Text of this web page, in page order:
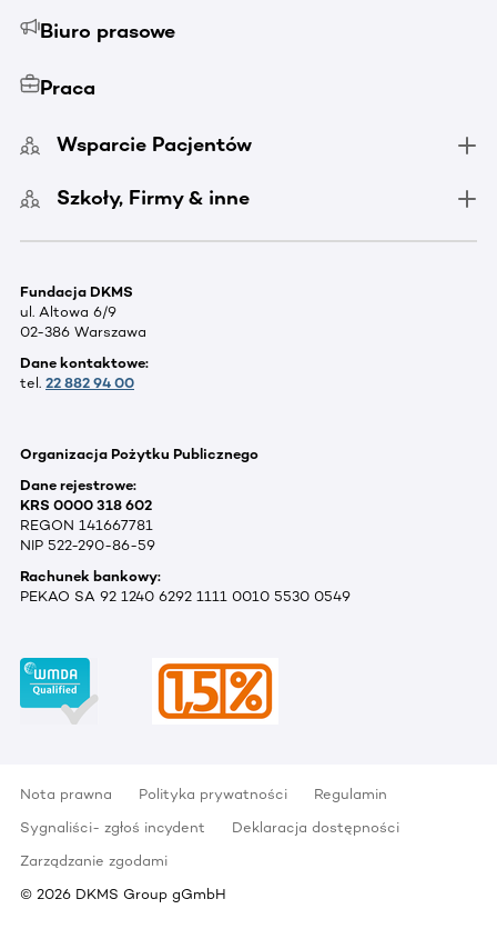
Biuro prasowe
Praca
Wsparcie Pacjentów
Szkoły, Firmy & inne
Fundacja DKMS
ul. Altowa 6/9
02-386 Warszawa
Dane kontaktowe:
tel. 22 882 94 00
Organizacja Pożytku Publicznego
Dane rejestrowe:
KRS 0000 318 602
REGON 141667781
NIP 522-290-86-59
Rachunek bankowy:
PEKAO SA 92 1240 6292 1111 0010 5530 0549
Nota prawna Polityka prywatności
Regulamin
Sygnaliści- zgłoś incydent
Deklaracja dostępności
Zarządzanie zgodami
© 2026 DKMS Group gGmbH